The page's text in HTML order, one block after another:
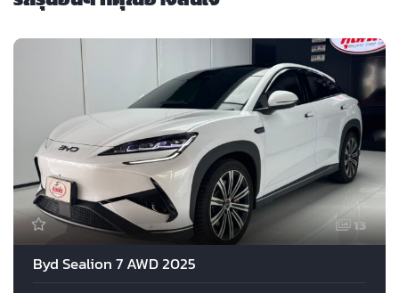
13
Byd Sealion 7 AWD 2025